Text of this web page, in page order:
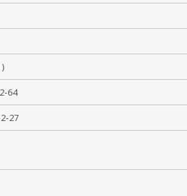
)
64
2-27